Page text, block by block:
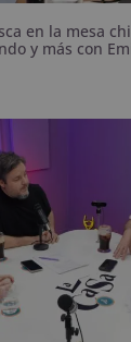
en la mesa
y más con
se pararon en
encontrar